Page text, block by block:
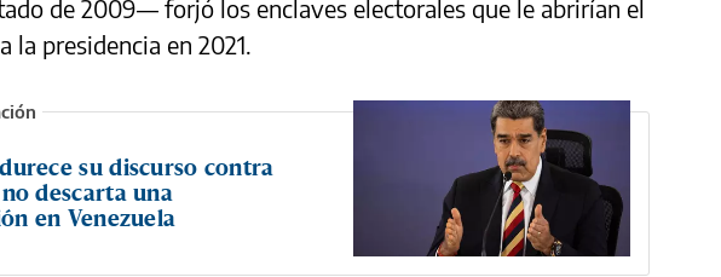
de 2009— forjó los enclaves electorales que le abrirían el
la presidencia en 2021.
su discurso contra
descarta una
en Venezuela